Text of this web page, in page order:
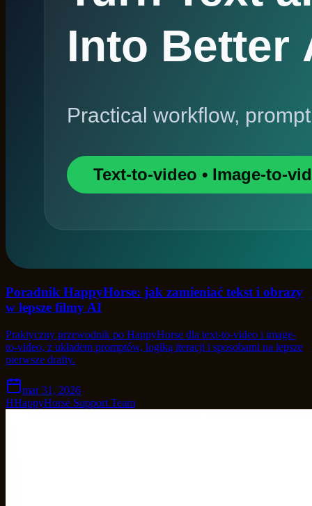
Poradnik HappyHorse: jak zamieniać tekst i obrazy
w lepsze filmy AI
Praktyczny przewodnik po HappyHorse dla text-to-video i image-
to-video, z układem promptów, logiką iteracji i sposobami na lepsze
pierwsze drafty.
mar 31, 2026
HHappyHorse Support Team